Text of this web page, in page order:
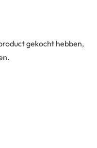
gekocht hebben,